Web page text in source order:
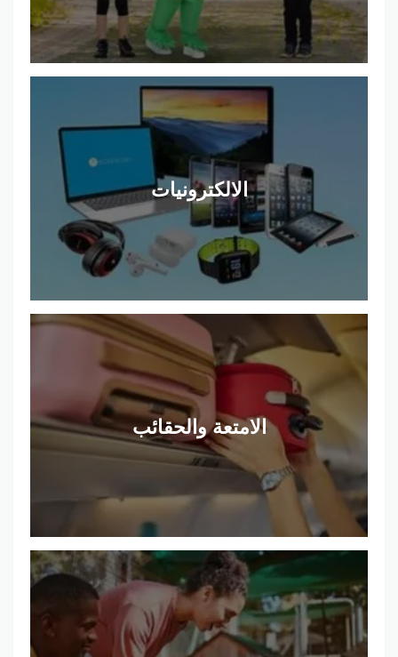
الالكترونيات
الامتعة والحقائب